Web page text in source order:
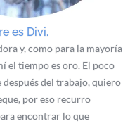
es Divi.
y, como para la mayoría
el tiempo es oro. El poco
después del trabajo, quiero
por eso recurro
encontrar lo que